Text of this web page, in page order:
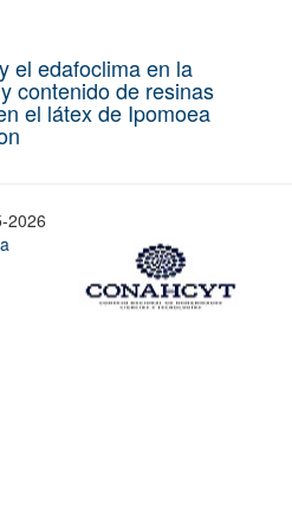
el edafoclima en la
contenido de resinas
el látex de Ipomoea
2026